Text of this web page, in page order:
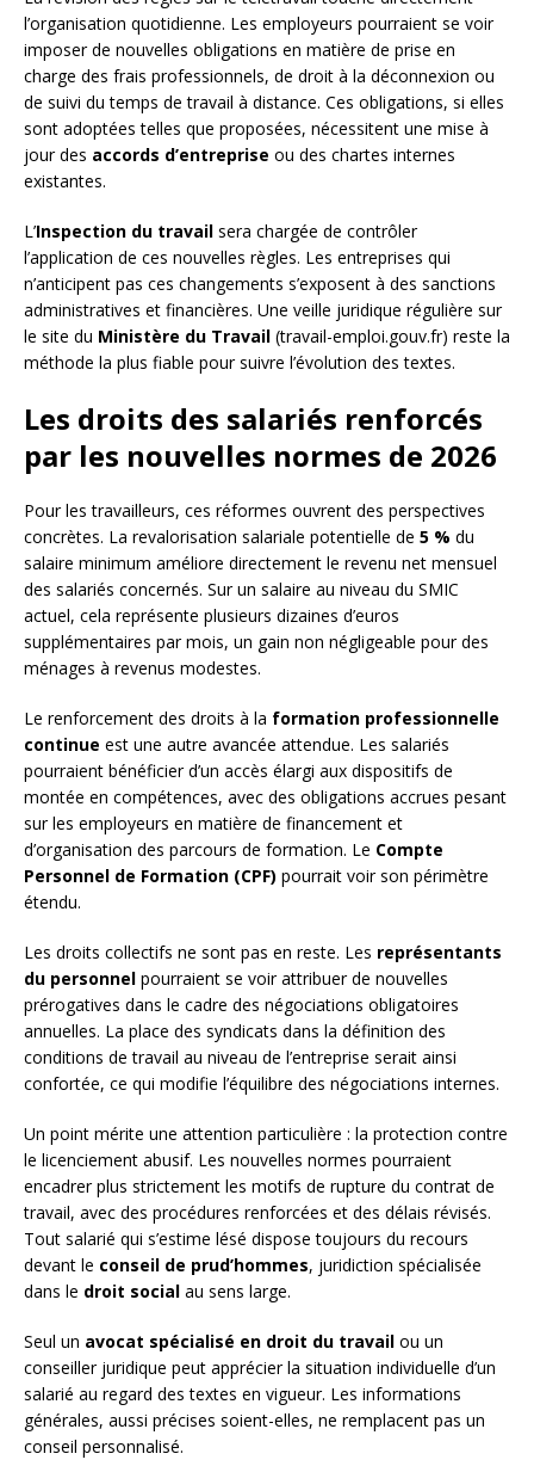
l’organisation quotidienne. Les employeurs pourraient se voir
imposer de nouvelles obligations en matière de prise en
charge des frais professionnels, de droit à la déconnexion ou
de suivi du temps de travail à distance. Ces obligations, si elles
sont adoptées telles que proposées, nécessitent une mise à
jour des accords d’entreprise ou des chartes internes
existantes.
L’Inspection du travail sera chargée de contrôler
l’application de ces nouvelles règles. Les entreprises qui
n’anticipent pas ces changements s’exposent à des sanctions
administratives et financières. Une veille juridique régulière sur
le site du Ministère du Travail (travail-emploi.gouv.fr) reste la
méthode la plus fiable pour suivre l’évolution des textes.
Les droits des salariés renforcés
par les nouvelles normes de 2026
Pour les travailleurs, ces réformes ouvrent des perspectives
concrètes. La revalorisation salariale potentielle de 5 % du
salaire minimum améliore directement le revenu net mensuel
des salariés concernés. Sur un salaire au niveau du SMIC
actuel, cela représente plusieurs dizaines d’euros
supplémentaires par mois, un gain non négligeable pour des
ménages à revenus modestes.
Le renforcement des droits à la formation professionnelle
continue est une autre avancée attendue. Les salariés
pourraient bénéficier d’un accès élargi aux dispositifs de
montée en compétences, avec des obligations accrues pesant
sur les employeurs en matière de financement et
d’organisation des parcours de formation. Le Compte
Personnel de Formation (CPF) pourrait voir son périmètre
étendu.
Les droits collectifs ne sont pas en reste. Les représentants
du personnel pourraient se voir attribuer de nouvelles
prérogatives dans le cadre des négociations obligatoires
annuelles. La place des syndicats dans la définition des
conditions de travail au niveau de l’entreprise serait ainsi
confortée, ce qui modifie l’équilibre des négociations internes.
Un point mérite une attention particulière : la protection contre
le licenciement abusif. Les nouvelles normes pourraient
encadrer plus strictement les motifs de rupture du contrat de
travail, avec des procédures renforcées et des délais révisés.
Tout salarié qui s’estime lésé dispose toujours du recours
devant le conseil de prud’hommes, juridiction spécialisée
dans le droit social au sens large.
Seul un avocat spécialisé en droit du travail ou un
conseiller juridique peut apprécier la situation individuelle d’un
salarié au regard des textes en vigueur. Les informations
générales, aussi précises soient-elles, ne remplacent pas un
conseil personnalisé.